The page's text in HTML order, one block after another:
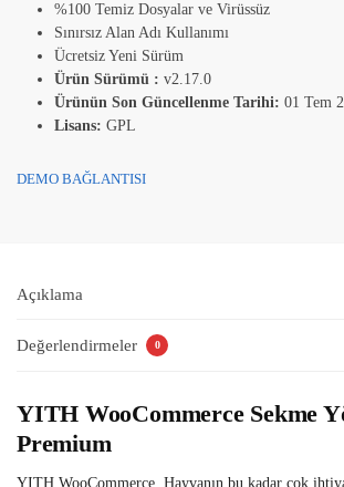
%100 Temiz Dosyalar ve Virüssüz
Sınırsız Alan Adı Kullanımı
Ücretsiz Yeni Sürüm
Ürün Sürümü : v2.17.0
Ürünün Son Güncellenme Tarihi: 01 Tem
Lisans: GPL
DEMO BAĞLANTISI
Açıklama
Değerlendirmeler 0
YITH WooCommerce Sekme
Premium
YITH WooCommerce Hayvanın bu kadar çok